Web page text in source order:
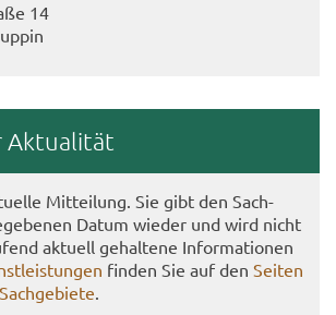
14
Ak­tua­li­tät
Mit­tei­lung. Sie gibt den Sach­
Datum wie­der und wird nicht
ak­tu­ell ge­hal­te­ne In­for­ma­tio­nen
fin­den Sie auf den Sei­ten
.